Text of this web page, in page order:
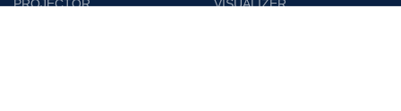
PROJECTOR VISUALIZER